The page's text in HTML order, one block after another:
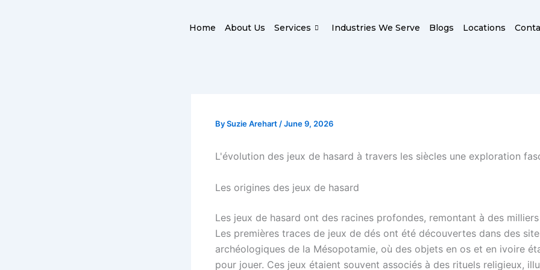
Home About Us Services Industries We Serve Blogs Locations
BySuzie Arehart /June 9, 2026
L'évolution des jeux de hasard à travers les siècles une exploration
Les origines des jeux de hasard
Les jeux de hasard ont des racines profondes, remontant à des milliers
Les premières traces de jeux de dés ont été découvertes dans des
archéologiques de la Mésopotamie, où des objets en os et en ivoire
pour jouer. Ces jeux étaient souvent associés à des rituels religieux,